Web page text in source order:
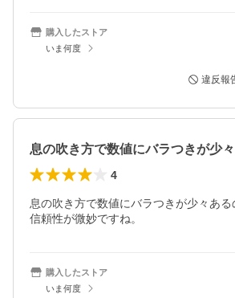
購入したストア
いま何度
違反報
4
息の吹き方で数値にバラつきが少々ある
信頼性が微妙ですね。
購入したストア
いま何度